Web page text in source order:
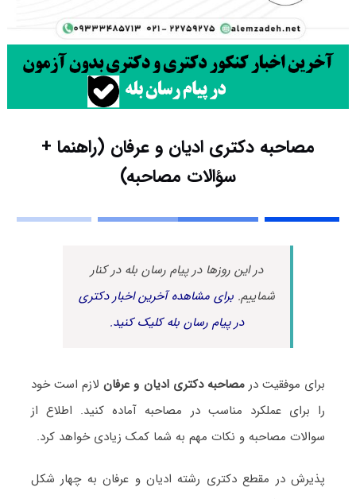
مصاحبه دکتری ادیان و عرفان (راهنما +
سؤالات مصاحبه)
در این روزها در پیام رسان بله در کنار
شماییم.برای مشاهده آخرین اخبار دکتری
در پیام رسان بله کلیک کنید.
برای موفقیت درمصاحبه دکتری ادیان و عرفانلازم است خود
را برای عملکرد مناسب در مصاحبه آماده کنید. اطلاع از
سوالات مصاحبه و نکات مهم به شما کمک زیادی خواهد کرد.
پذیرش در مقطع دکتری رشته ادیان و عرفان به چهار شکل